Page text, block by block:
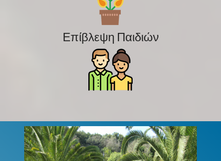
Επίβλεψη Παιδιών